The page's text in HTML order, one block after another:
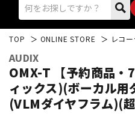
エレキギター
TOP ONLINE STORE レコ
AUDIX
OMX-T 【予約商品・
ィックス)(ボーカル用
(VLMダイヤフラム)(